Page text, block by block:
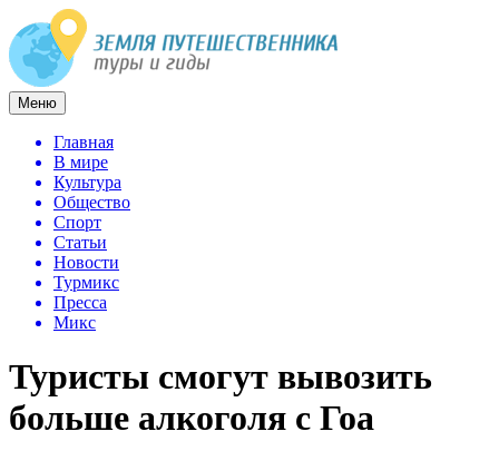
Меню
Главная
В мире
Культура
Общество
Спорт
Статьи
Новости
Турмикс
Пресса
Микс
Туристы смогут вывозить
больше алкоголя с Гоа